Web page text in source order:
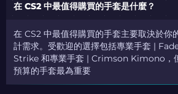
在 CS2 中最值得購買的手套是什麼？
在 CS2 中最值得購買的手套主要取決於你
計需求。受歡迎的選擇包括專業手套 |
Strike 和專業手套 | Crimson Kimono，
預算的手套最為重要